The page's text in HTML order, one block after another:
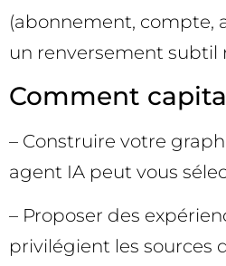
(abonnement, compte,
un renversement subtil
Comment
– Construire votre
agent IA peut vous
– Proposer des
privilégient les sources